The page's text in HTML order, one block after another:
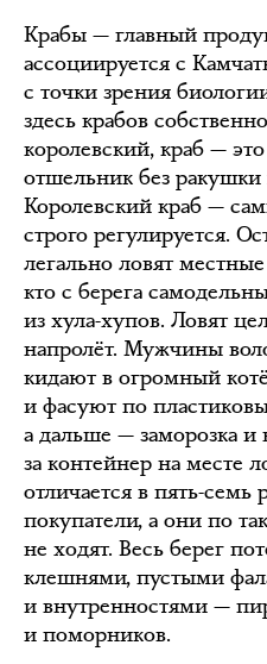
Крабы — главный
ассоциируется с
с точки зрения
здесь крабов
королевский, краб —
отшельник без
Королевский краб —
строго регулируется.
легально ловят
кто с берега
из хула-хупов. Ловят
напролёт. Мужчины
кидают в огромный
и фасуют по
а дальше — заморозка и
за контейнер на месте
отличается в пять-
покупатели, а они по
не ходят. Весь берег
клешнями, пустыми
и внутренностями —
и поморников.